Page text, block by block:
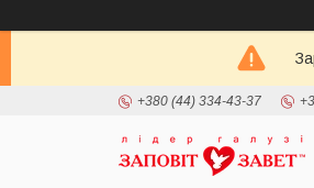
+380 (44) 334-43-37